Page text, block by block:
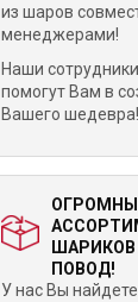
из шаров
менеджерами!
Наши
помогут Вам в
Вашего шедевра!
ПОВОД!
У нас Вы